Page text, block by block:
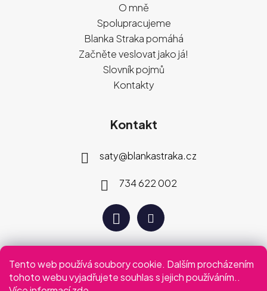
Tento web používá soubory cookie. Dalším procházením
tohoto webu vyjadřujete souhlas s jejich používáním..
O mně
Spolupracujeme
Blanka Straka pomáhá
Začněte veslovat jako já!
Slovník pojmů
Kontakty
Kontakt
saty@blankastraka.cz
734 622 002
Plaťte jak vám vyhovuje